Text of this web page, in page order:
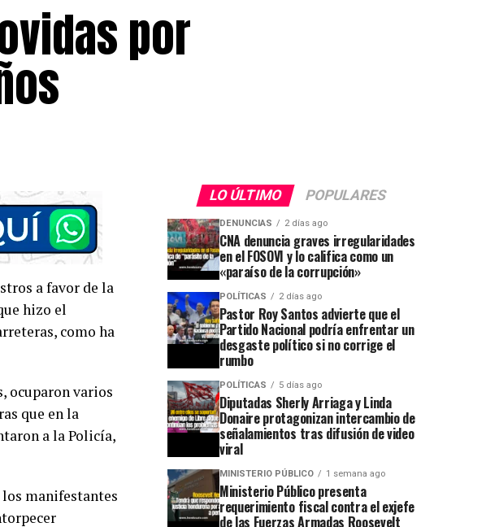
por
a favor de la
hizo el
como ha
ocuparon varios
que en la
a la Policía,
manifestantes
LO ÚLTIMO POPULARES
DENUNCIAS 2 días ago
CNA denuncia graves irregularidades
en el FOSOVI y lo califica como un
«paraíso de la corrupción»
POLÍTICAS 2 días ago
Pastor Roy Santos advierte que el
Partido Nacional podría enfrentar un
desgaste político si no corrige el
rumbo
POLÍTICAS 5 días ago
Diputadas Sherly Arriaga y Linda
Donaire protagonizan intercambio de
señalamientos tras difusión de video
viral
MINISTERIO PÚBLICO 1 semana ago
Ministerio Público presenta
requerimiento fiscal contra el exjefe
de las Fuerzas Armadas Roosevelt